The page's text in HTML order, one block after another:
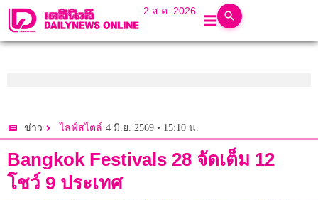
2 ส.ค. 2026
ข่าว ไลฟ์สไตล์ 4 มิ.ย. 2569 • 15:10 น.
Bangkok Festivals 28 จัดเต็ม 12
โชว์ 9 ประเทศ